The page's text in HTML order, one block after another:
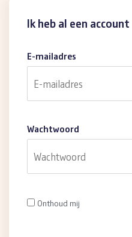
Ik heb al een account
E-mailadres
Wachtwoord
Onthoud mij